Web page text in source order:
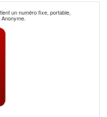
un numéro fixe, portable,